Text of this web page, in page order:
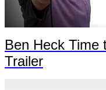
Ben Heck Time
Trailer